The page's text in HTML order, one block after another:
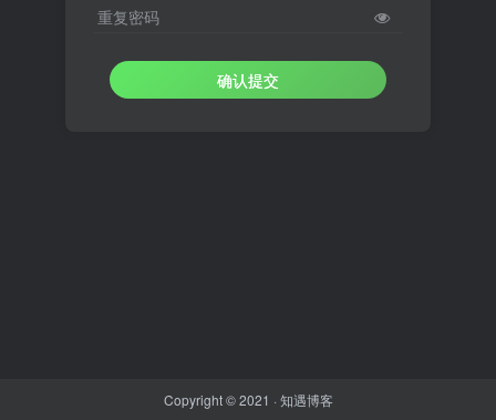
重复密码
确认提交
Copyright © 2021 ·知遇博客